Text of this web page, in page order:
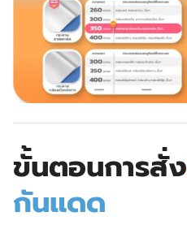
ขั้นตอนการสั่ง
กันแดด